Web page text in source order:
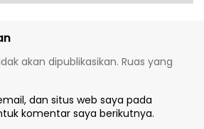
akan dipublikasikan. Ruas yang
dan situs web saya pada
komentar saya berikutnya.